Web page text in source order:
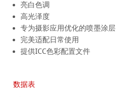
亮白色调
高光泽度
专为摄影应用优化的喷墨涂层
完美适配日常使用
提供ICC色彩配置文件
数据表